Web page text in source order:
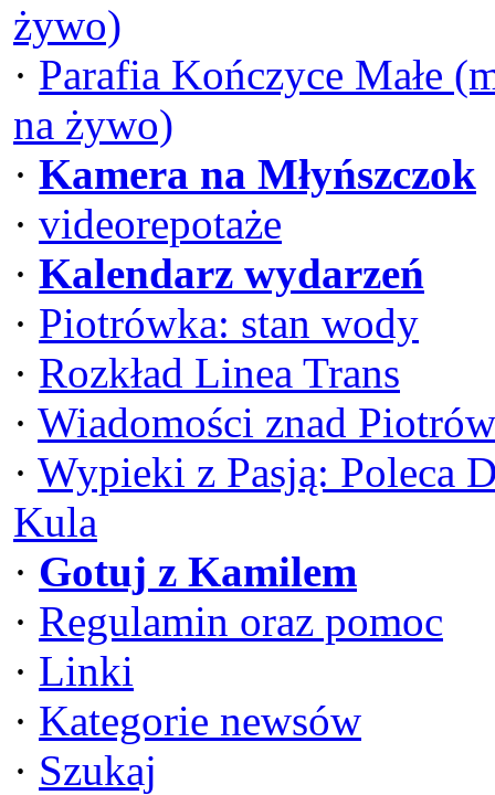
żywo)
· Parafia Kończyce Małe
na żywo)
· Kamera na Młyńszczok
· videorepotaże
· Kalendarz wydarzeń
· Piotrówka: stan wody
· Rozkład Linea Trans
· Wiadomości znad
· Wypieki z Pasją: Poleca
Kula
· Gotuj z Kamilem
· Regulamin oraz pomoc
· Linki
· Kategorie newsów
· Szukaj